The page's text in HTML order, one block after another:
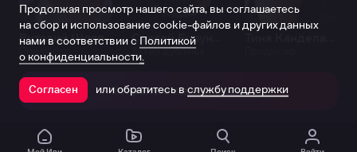
Виталий Шляппо
Продюсер Актёр дубляжа
Открыть в приложении
Продолжая просмотр нашего сайта, вы соглашаетесь
на сбор и использование cookie-файлов и других данных
нами в соответствии с Политикой
о конфиденциальности.
Согласен или обратитесь в службу поддержки